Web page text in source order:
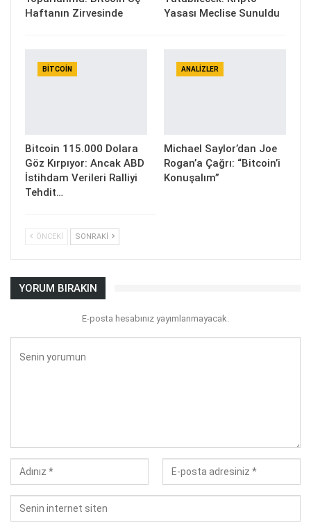
Haftanın Zirvesinde
Yasası Meclise Sunuldu
BITCOIN
Bitcoin 115.000 Dolara
Göz Kırpıyor: Ancak ABD
İstihdam Verileri Ralliyi
Tehdit…
ANALIZLER
Michael Saylor’dan Joe
Rogan’a Çağrı: “Bitcoin’i
Konuşalım”
ÖNCEKI SONRAKI
YORUM BIRAKIN
E-posta hesabınız yayımlanmayacak.